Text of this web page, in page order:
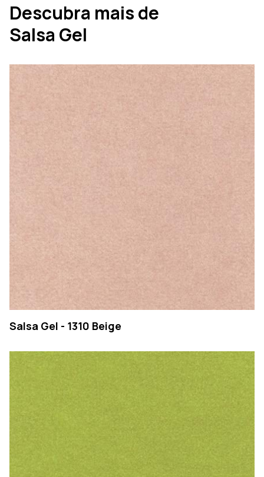
Descubra mais de
Salsa Gel
Salsa Gel - 1310 Beige